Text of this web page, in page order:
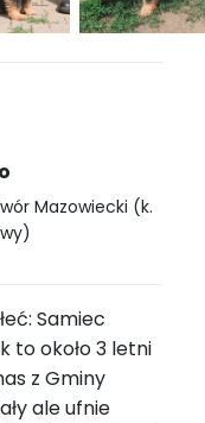
Mazowiecki (k.
Samiec
to około 3 letni
z Gminy
ale ufnie